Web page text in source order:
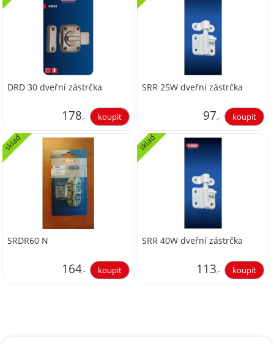
DRD 30 dveřní zástrčka
178,-
147,11
SRR 25W dveřní zástrčka
97,-
80,17
SRDR60 N
sklad
164,-
SRR 40W dveřní zástrčka
sklad
113,-